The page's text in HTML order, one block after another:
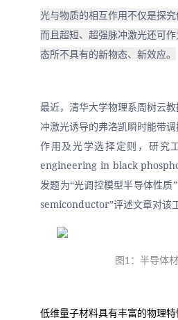
光与物质的相互作用不仅是探
而且超短、超强脉冲激光还可
态所不具有的新物态、新效应。
最近，清华大学物理系周树云
冲激光诱导的弗洛凯瞬时能带
作用及光学选择定则，研究
engineering in black
发题为“光调控模型半导体性
semiconductor”评述文章对该
图1：半导体
低维量子材料具有丰富的物理